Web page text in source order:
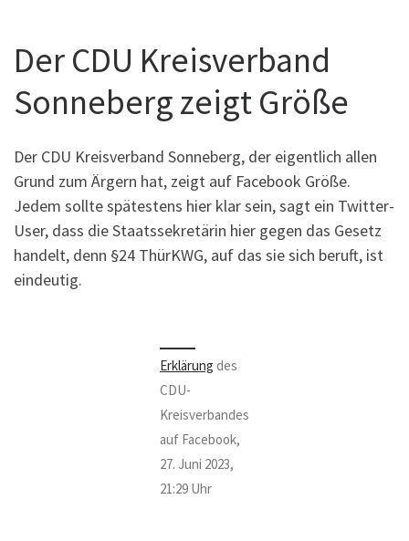
Der CDU Kreisverband
Sonneberg zeigt Größe
Der CDU Kreisverband Sonneberg, der eigentlich allen
Grund zum Ärgern hat, zeigt auf Facebook Größe.
Jedem sollte spätestens hier klar sein, sagt ein Twitter-
User, dass die Staatssekretärin hier gegen das Gesetz
handelt, denn §24 ThürKWG, auf das sie sich beruft, ist
eindeutig.
Erklärung des
CDU-
Kreisverbandes
auf Facebook,
27. Juni 2023,
21:29 Uhr